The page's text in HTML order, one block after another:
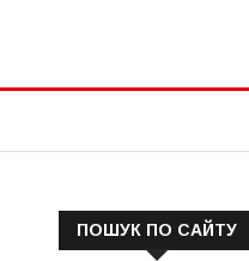
ПОШУК ПО САЙТУ